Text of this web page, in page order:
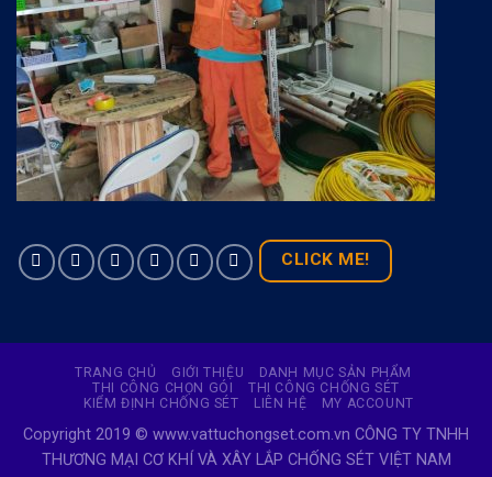
CLICK ME!
TRANG CHỦ GIỚI THIỆU
DANH MỤC SẢN PHẨM
THI CÔNG CHỌN GÓI
THI CÔNG CHỐNG SÉT
KIỂM ĐỊNH CHỐNG SÉT
LIÊN HỆ MY ACCOUNT
Copyright 2019 © www.vattuchongset.com.vn CÔNG TY TNHH
THƯƠNG MẠI CƠ KHÍ VÀ XÂY LẮP CHỐNG SÉT VIỆT NAM